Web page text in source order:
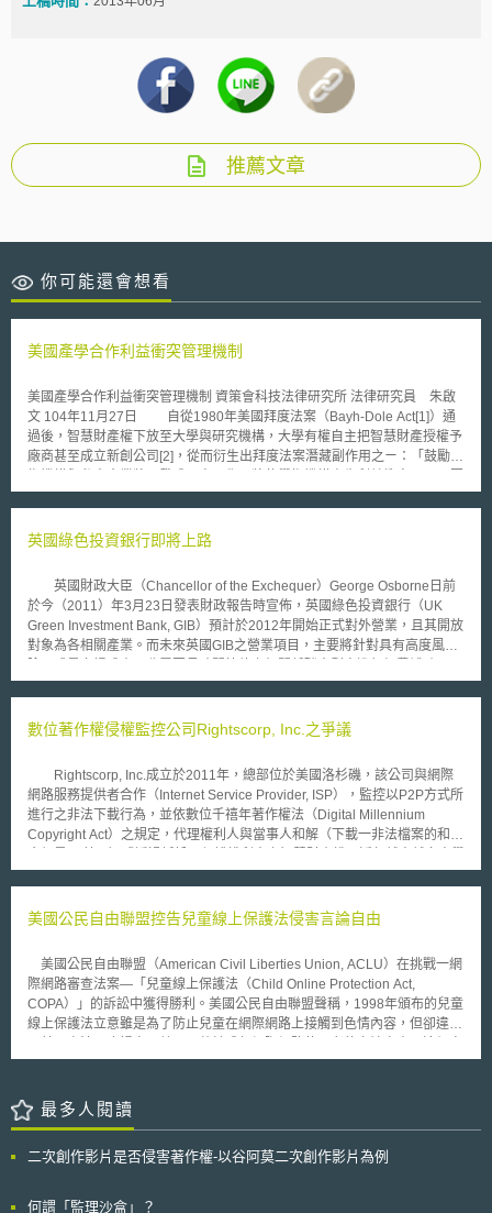
推薦文章
你可能還會想看
美國產學合作利益衝突管理機制
美國產學合作利益衝突管理機制 資策會科技法律研究所 法律研究員 朱啟
文 104年11月27日 自從1980年美國拜度法案（Bayh-Dole Act[1]）通
過後，智慧財產權下放至大學與研究機構，大學有權自主把智慧財產授權予
廠商甚至成立新創公司[2]，從而衍生出拜度法案潛藏副作用之ㄧ：「鼓勵學
此「利益衝突」問題逐漸引起各界關注，特別是大學如何兼顧好教學、研究
中，應該扮演的角色及獲取何種利益，常因為法律或大學政策規定的不周
突，容易發生於顧問服務、技術移轉、贊助研究、臨床試驗、科研採購、師
生指導關係、機構關係與特定贈禮等活動中，因此利益衝突管理為產學合作
中不可忽視的重要措施。以往「揭露利益衝突」被視為是管理利益衝突之主
要方法[6]，但此種管理利益衝突措施應該加以改進，且須建立處理學研機構
內利益衝突之新思維，為了健全國內產學合作發展，政府有必要率先提出更
擬藉由美國產學合作利益衝突法制規範，及美國大學因應解決產學合作利益
美國利益衝突管制規範分成兩大類型[7]，一是針對政府所屬的研究機
當它們申請聯邦政府經費的時候所受規範。如果是對於政府所屬的研究機
構，它的利益衝突規範是比後者更為嚴格，因為研究人員直接領取國家薪水
和使用國家經費，負有更多「公」的任務。舉例而言：一名美國國家衛生院
研究員，亦是研究阿茲海默症的知名科學家，因其研究與藥廠間的利益衝
突，於2006年12月被聯邦法院判決有罪，隨後被迫從NIH 離職。三名哈佛
大學醫學院教授，2009年3月由檢察官、聯邦衛生福利部進行調查，他們擔
藥物，被質疑有利益衝突問題[8]。 貳、美國利益衝突管制規範 美國聯
是私立，其研究人員都必須向所屬機構「申報揭露」自己及家人與產業界的
的財務上利益，並接受機構的審查監督，以避免科學研究的誠實正確性被個
人利益影響，確保病人或受試者的安全與權益，並且維護社會大眾對於科學
研究的信賴[10]。 1995年10月公布的美國國家科學基金會（以下簡稱
策應落實執行」；利益衝突政策內容至少要包含（1）限定且具指標性的財
務報告，（2）任命特定人檢閱此等報告，（3）管理機制實施，且當發現無
法解決的問題時，應向出資機構報告等[14]。 其中NSF的《研究員財務
著的財產上利益』，指任何有價的物品，不限於薪水或其他服務提供對價
英國綠色投資銀行即將上路
英國財政大臣（Chancellor of the Exchequer）George Osborne日前
於今（2011）年3月23日發表財政報告時宣佈，英國綠色投資銀行（UK
Green Investment Bank, GIB）預計於2012年開始正式對外營業，且其開放
對象為各相關產業。而未來英國GIB之營業項目，主要將針對具有高度風
時亦進一步制定二氧化碳排放價格。 早在2009年2月時，英國三大非營
同發表一份聯合聲明提議成立綠色投資銀行，以鼓勵發展低碳經濟。然而，
綠色投資銀行之成立，也許能符合當前英國對於基礎設施與能源發展之需
求。不過，對於綠色投資銀行是否成立之辯論，乃持續到今年3月才正式拍
板定案，根據上述之政府財政報告，英國政府計劃於該投資銀行成立後，投
注3億英鎊經費投資相關低碳企劃案之推行，並預計於2015年時，另外由私
部門投注15億英磅補助相關企劃案，而其經費補助對象層面將以相關產品市
and Climate Change）國務卿（Secretary of State）Chris Huhne表示，綠
研發之方式，創造一個穩定且平衡的經濟成長。同時，相關政府單位亦期
建議外，亦能以創造具商業價值之產品，達到分散私人投資風險之目的。
數位著作權侵權監控公司Rightscorp, Inc.之爭議
Rightscorp, Inc.成立於2011年，總部位於美國洛杉磯，該公司與網際
網路服務提供者合作（Internet Service Provider, ISP），監控以P2P方式所
進行之非法下載行為，並依數位千禧年著作權法（Digital Millennium
Copyright Act）之規定，代理權利人與當事人和解（下載一非法檔案的和解
甚至是華納兄弟（Warner Bros.）、唱片公司BMG使用Rightscorp這樣第三
of Monroe, Georgia），該公司因未得消費者同意以電話留言或者發送簡
話消費者保護法」（Telephone Consumer Protection Act），原告Brown
和Ben Jenkin主張針對每一筆非法之通訊連絡請求損害賠償，總額估算可能
會超過千元美元。 去年（2014），Rightscorp在加州聯邦法院
（California federal court）面臨之集體訴訟仍在進行中，原告方指出
Rightscorp並未提供非法下載之債務有效證明且濫用美國千禧年著作權法
式，對權利人來說，確實可以有效追蹤侵權行為人，某種程度上可適當地遏
止非法下載行為，但手段上也影響到當事人的權利，妥適性有待商榷。惟可
預見的是，後續判決結果將可能影響類似公司在防範網路非法下載時的相關
美國公民自由聯盟控告兒童線上保護法侵害言論自由
美國公民自由聯盟（American Civil Liberties Union, ACLU）在挑戰一網
際網路審查法案—「兒童線上保護法（Child Online Protection Act,
COPA）」的訴訟中獲得勝利。美國公民自由聯盟聲稱，1998年頒布的兒童
線上保護法立意雖是為了防止兒童在網際網路上接觸到色情內容，但卻違反
件被視為對網路言論自由限度的重要檢測指標。 該法案中要求所有商業網
方式來證明使用者的年紀。此外，在該法案中，那些製造有害未成年人內容
的業者每日必須支付最高五萬美元的罰款，以及最多六個月的牢獄之災。美
高法院也表示，如可透過像過濾軟體或類似技術來達到防止未成年人接觸網
最多人閱讀
二次創作影片是否侵害著作權-以谷阿莫二次創作影片為例
何謂「監理沙盒」？